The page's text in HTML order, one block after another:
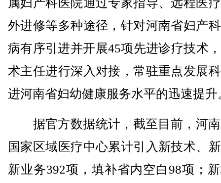
属妇产科医院通过专家指导、远程医
外进修等多种途径，针对河南省妇产
病有序引进并开展45项先进诊疗技术
术主任进行深入对接，常驻重点发展
进河南省妇幼健康服务水平的迅速提升
据官方数据统计，截至目前，河南
国家区域医疗中心累计引入新技术、
新业务392项，填补省内空白98项；